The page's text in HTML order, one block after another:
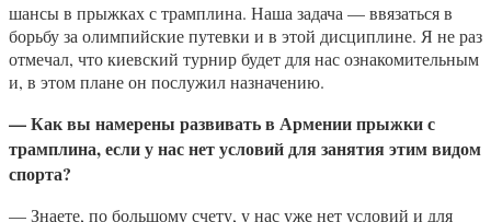
шансы в прыжках с трамплина. Наша задача — ввязаться в
борьбу за олимпийские путевки и в этой дисциплине. Я не раз
отмечал, что киевский турнир будет для нас ознакомительным
и, в этом плане он послужил назначению.
— Как вы намерены развивать в Армении прыжки с
трамплина, если у нас нет условий для занятия этим видом
спорта?
— Знаете, по большому счету, у нас уже нет условий и для